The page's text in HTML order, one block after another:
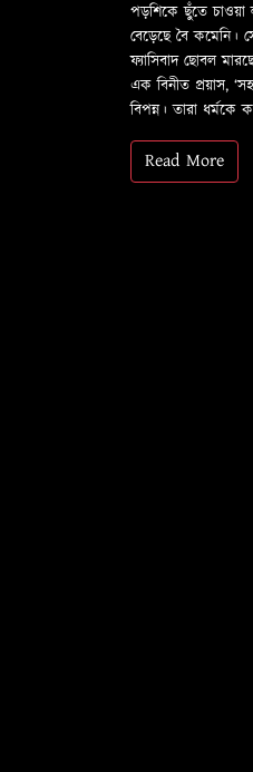
পড়শিকে ছুঁতে চাওয়া
বেড়েছে বৈ কমেনি।
ফ্যাসিবাদ ছোবল
এক বিনীত প্রয়াস,
বিপন্ন। তারা ধর্মকে
Read More